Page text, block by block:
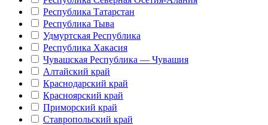
Республика Татарстан
Республика Тыва
Удмуртская Республика
Республика Хакасия
Чувашская Республика — Чувашия
Алтайский край
Краснодарский край
Красноярский край
Приморский край
Ставропольский край